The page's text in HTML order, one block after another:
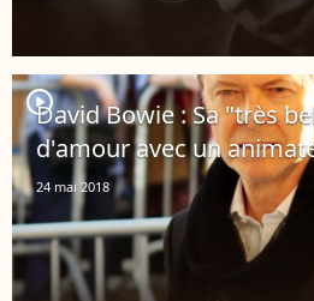
player2
David Bowie : Sa "très
d'amour avec un
24 mai 2018